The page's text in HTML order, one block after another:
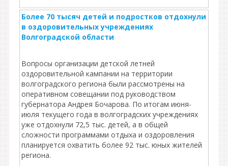
Более 70 тысяч детей и подростков отдохнули
в оздоровительных учреждениях
Волгоградской области
Вопросы организации детской летней
оздоровительной кампании на территории
волгоградского региона были рассмотрены на
оперативном совещании под руководством
губернатора Андрея Бочарова. По итогам июня-
июля текущего года в волгоградских учреждениях
уже отдохнули 72,5 тыс. детей, а в общей
сложности программами отдыха и оздоровления
планируется охватить более 92 тыс. юных жителей
региона.